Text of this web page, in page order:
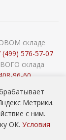
складе
(499) 576-57-07
склада
96-60
Метрики.
с ним.
ОК. Условия